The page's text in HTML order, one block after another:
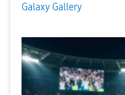
Galaxy Gallery